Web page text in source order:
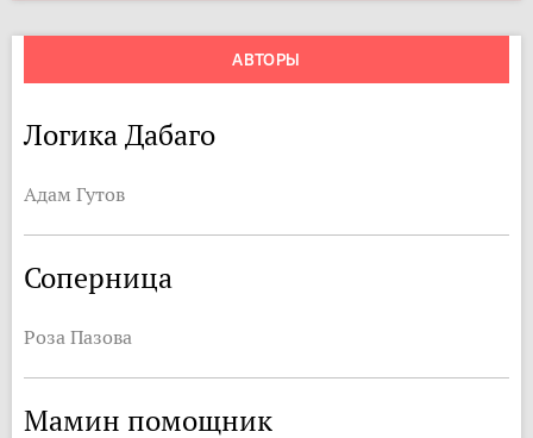
АВТОРЫ
Логика Дабаго
Адам Гутов
Соперница
Роза Пазова
Мамин помощник